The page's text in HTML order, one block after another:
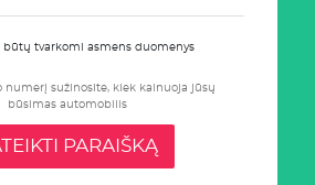
būtų tvarkomi asmens duomenys
numerį sužinosite, kiek kainuoja jūsų
būsimas automobilis
PARAIŠKĄ